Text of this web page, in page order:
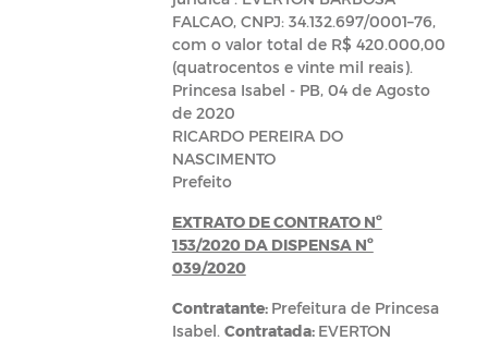
FALCAO, CNPJ: 34.132.697/0001–76,
com o valor total de R$ 420.000,00
(quatrocentos e vinte mil reais).
Princesa Isabel - PB, 04 de Agosto
de 2020
RICARDO PEREIRA DO
NASCIMENTO
Prefeito
EXTRATO DE CONTRATO Nº
153/2020 DA DISPENSA Nº
039/2020
Contratante: Prefeitura de Princesa
Isabel. Contratada: EVERTON